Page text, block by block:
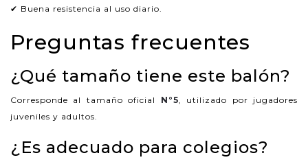
✔ Buena resistencia al uso diario.
Preguntas frecuentes
¿Qué tamaño tiene este balón?
Corresponde al tamaño oficial N°5, utilizado por jugadores
juveniles y adultos.
¿Es adecuado para colegios?